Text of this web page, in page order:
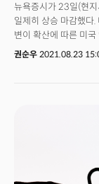
방향으로 회복되고 있
정책을 내놓을 정도는
화상으로만 진행된다
만드는 요인”이라고
뉴욕증시가 23일(현
일제히 상승 마감했다
변이 확산에 따른 미
가능성이 시장에 호재
28번째로 최고치를
호재로 작용했다. 오
‘테이퍼링 연기’ 가
업종이 상승세를 주
권순우 2021.08.23